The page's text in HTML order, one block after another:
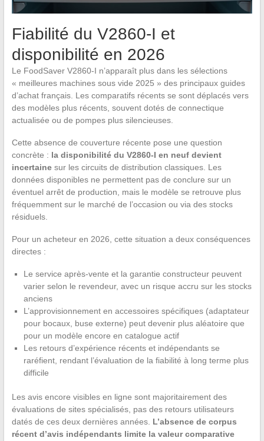
Fiabilité du V2860-I et
disponibilité en 2026
Le FoodSaver V2860-I n’apparaît plus dans les sélections
« meilleures machines sous vide 2025 » des principaux guides
d’achat français. Les comparatifs récents se sont déplacés vers
des modèles plus récents, souvent dotés de connectique
actualisée ou de pompes plus silencieuses.
Cette absence de couverture récente pose une question
concrète : la disponibilité du V2860-I en neuf devient
incertainesur les circuits de distribution classiques. Les
données disponibles ne permettent pas de conclure sur un
éventuel arrêt de production, mais le modèle se retrouve plus
fréquemment sur le marché de l’occasion ou via des stocks
résiduels.
Pour un acheteur en 2026, cette situation a deux conséquences
directes :
Le service après-vente et la garantie constructeur peuvent
varier selon le revendeur, avec un risque accru sur les stocks
anciens
L’approvisionnement en accessoires spécifiques (adaptateur
pour bocaux, buse externe) peut devenir plus aléatoire que
pour un modèle encore en catalogue actif
Les retours d’expérience récents et indépendants se
raréfient, rendant l’évaluation de la fiabilité à long terme plus
difficile
Les avis encore visibles en ligne sont majoritairement des
évaluations de sites spécialisés, pas des retours utilisateurs
datés de ces deux dernières années. L’absence de corpus
récent d’avis indépendants limite la valeur comparative